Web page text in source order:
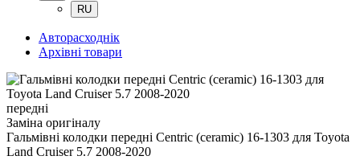
RU
Авторасходнік
Архівні товари
передні
Заміна оригіналу
Гальмівні колодки передні Centric (ceramic) 16-1303 для Toyota
Land Cruiser 5.7 2008-2020